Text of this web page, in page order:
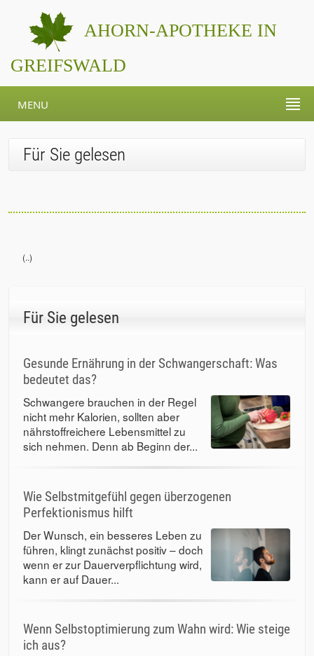
AHORN-APOTHEKE IN
GREIFSWALD
MENU
Für Sie gelesen
(..)
Für Sie gelesen
Gesunde Ernährung in der Schwangerschaft: Was
bedeutet das?
Schwangere brauchen in der Regel
nicht mehr Kalorien, sollten aber
nährstoffreichere Lebensmittel zu
sich nehmen. Denn ab Beginn der...
Wie Selbstmitgefühl gegen überzogenen
Perfektionismus hilft
Der Wunsch, ein besseres Leben zu
führen, klingt zunächst positiv – doch
wenn er zur Dauerverpflichtung wird,
kann er auf Dauer...
Wenn Selbstoptimierung zum Wahn wird: Wie steige
ich aus?